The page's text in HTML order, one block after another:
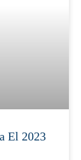
El 2023